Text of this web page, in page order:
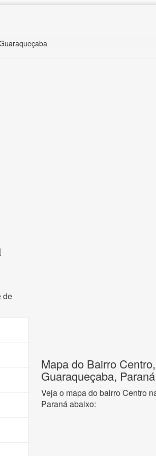
de
Mapa do Bairro
Guaraqueçaba, Paraná
Veja o mapa do bairro Centro
Paraná abaixo: